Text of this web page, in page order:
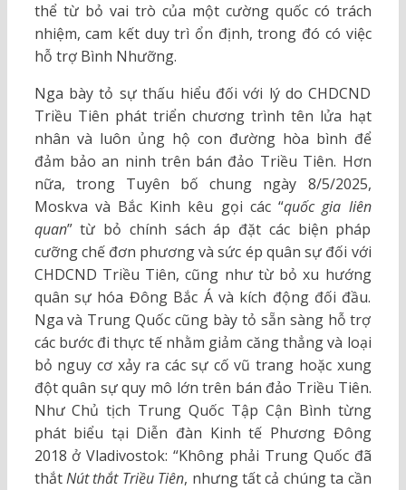
thể từ bỏ vai trò của một cường quốc có trách
nhiệm, cam kết duy trì ổn định, trong đó có việc
hỗ trợ Bình Nhưỡng.
Nga bày tỏ sự thấu hiểu đối với lý do CHDCND
Triều Tiên phát triển chương trình tên lửa hạt
nhân và luôn ủng hộ con đường hòa bình để
đảm bảo an ninh trên bán đảo Triều Tiên. Hơn
nữa, trong Tuyên bố chung ngày 8/5/2025,
Moskva và Bắc Kinh kêu gọi các “quốc gia liên
quan” từ bỏ chính sách áp đặt các biện pháp
cưỡng chế đơn phương và sức ép quân sự đối với
CHDCND Triều Tiên, cũng như từ bỏ xu hướng
quân sự hóa Đông Bắc Á và kích động đối đầu.
Nga và Trung Quốc cũng bày tỏ sẵn sàng hỗ trợ
các bước đi thực tế nhằm giảm căng thẳng và loại
bỏ nguy cơ xảy ra các sự cố vũ trang hoặc xung
đột quân sự quy mô lớn trên bán đảo Triều Tiên.
Như Chủ tịch Trung Quốc Tập Cận Bình từng
phát biểu tại Diễn đàn Kinh tế Phương Đông
2018 ở Vladivostok: “Không phải Trung Quốc đã
thắtNút thắt Triều Tiên, nhưng tất cả chúng ta cần